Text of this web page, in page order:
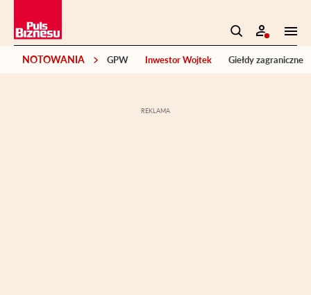
NOTOWANIA GPW Inwestor Wojtek Giełdy zagraniczne